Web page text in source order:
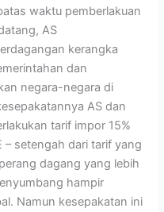
waktu pemberlakuan
AS
kerangka
dan
negara-negara di
AS dan
tarif impor 15%
– setengah dari tarif yang
dagang yang lebih
hampir
Namun kesepakatan ini